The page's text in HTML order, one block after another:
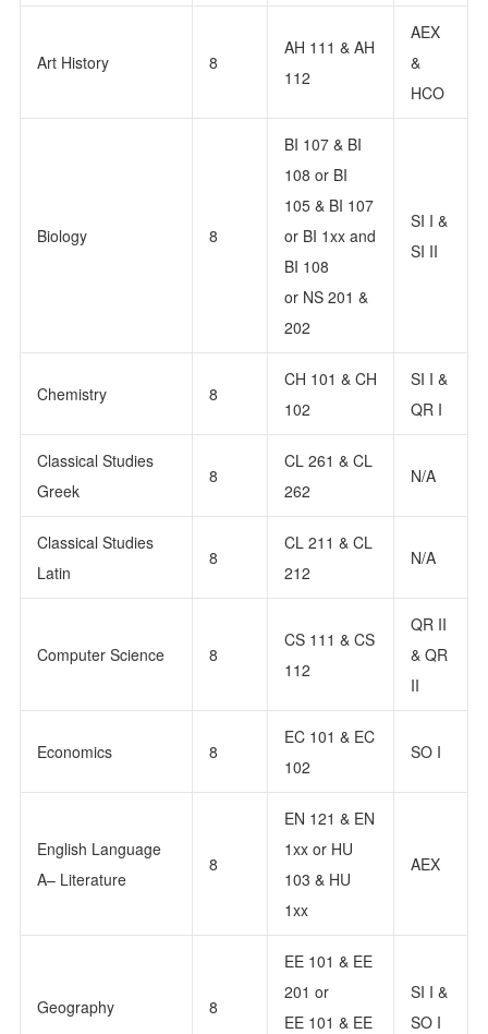
Art History 8
AH 111 & AH
112
AEX
&
HCO
Biology 8
BI 107 & BI
108 or BI
105 & BI 107
or BI 1xx and
BI 108
or NS 201 &
202
SI I &
SI II
Chemistry 8
CH 101 & CH
102
SI I &
QR I
Classical Studies
Greek
8
CL 261 & CL
262
N/A
Classical Studies
Latin
8
CL 211 & CL
212
N/A
Computer Science 8
CS 111 & CS
112
QR II
& QR
II
Economics 8
EC 101 & EC
102
SO I
English Language
A– Literature
8
EN 121 & EN
1xx or HU
103 & HU
1xx
AEX
Geography 8
EE 101 & EE
201 or
EE 101 & EE
SI I &
SO I